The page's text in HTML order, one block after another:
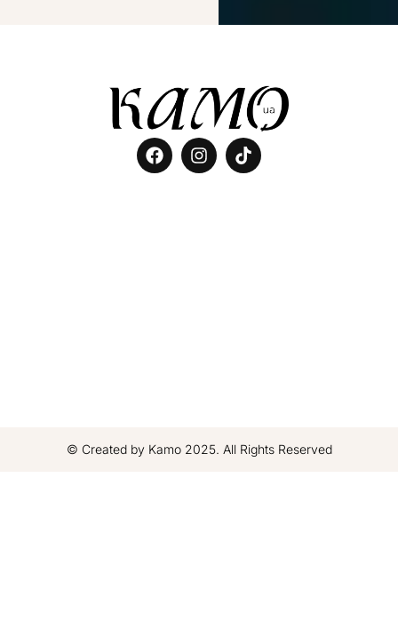
© Created by Kamo 2025. All Rights Reserved